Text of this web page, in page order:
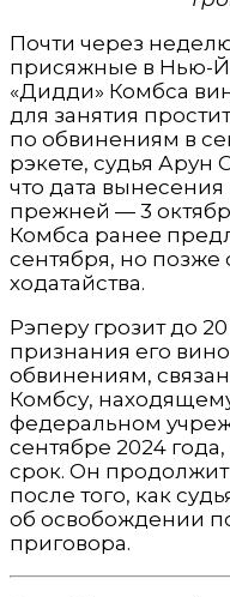
Почти через
присяжные в Нью-
«Дидди» Комбса
для занятия
по обвинениям в
рэкете, судья Арун
что дата вынесения
прежней — 3
Комбса ранее
сентября, но позже
ходатайства.
Рэперу грозит до
признания его
обвинениям,
Комбсу,
федеральном
сентябре 2024
срок. Он продолжит
после того, как
об освобождении
приговора.